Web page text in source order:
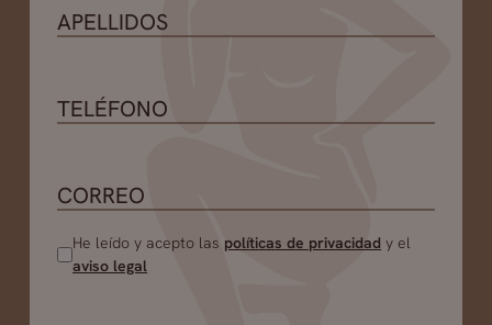
He leído y acepto las políticas de privacidad y el
aviso legal